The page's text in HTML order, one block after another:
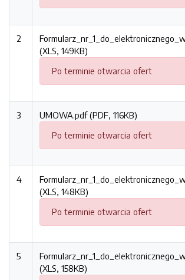
2
(XLS, 149KB)
Po terminie otwarcia ofert
3
UMOWA.pdf (PDF, 116KB)
Po terminie otwarcia ofert
4
(XLS, 148KB)
Po terminie otwarcia ofert
5
(XLS, 158KB)